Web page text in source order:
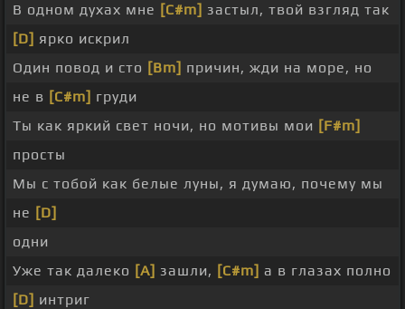
В одном духах мне [C#m] застыл, твой взгляд так
[D] ярко искрил
Один повод и сто [Bm] причин, жди на море, но
не в [C#m] груди
Ты как яркий свет ночи, но мотивы мои [F#m]
просты
Мы с тобой как белые луны, я думаю, почему мы
не [D]
одни
Уже так далеко [A] зашли, [C#m] а в глазах полно
[D] интриг